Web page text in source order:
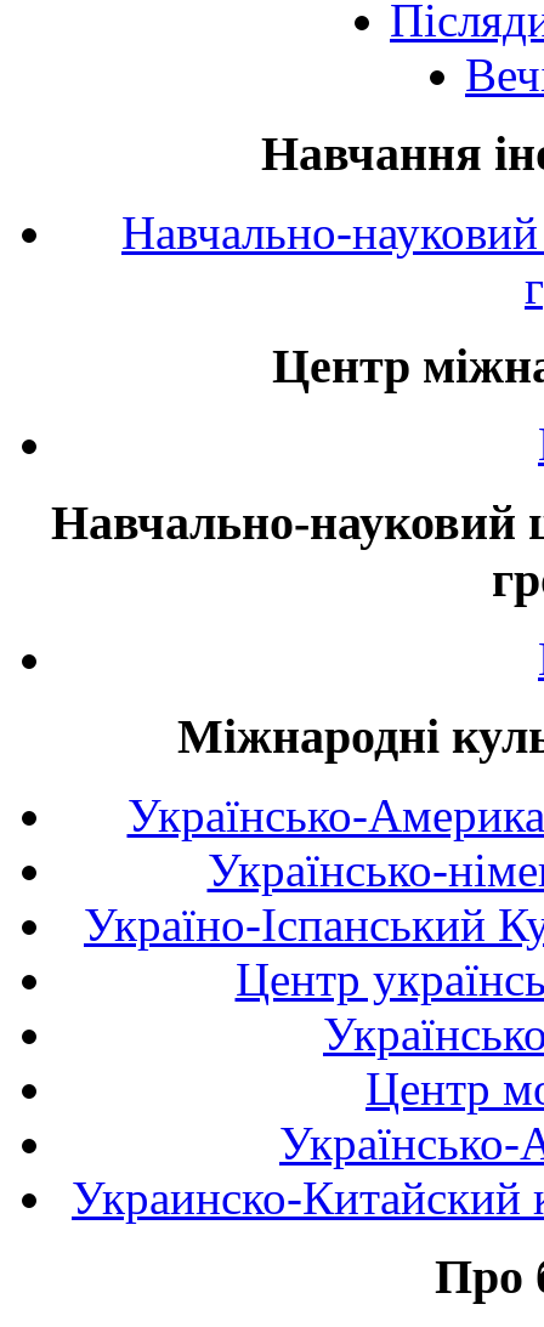
Навчання
Навчально-
Центр
Навчально-науковий
Міжнародні
Українсько-
Українсько-
Україно-Іспанський
Центр
Центр
Українсько-
Украинско-Китайский
Про